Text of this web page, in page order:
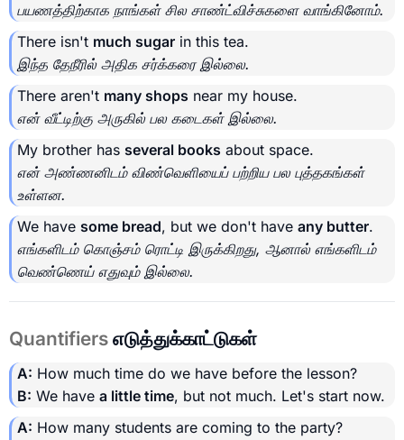
பயணத்திற்காக நாங்கள் சில சாண்ட்விச்சுகளை வாங்கினோம்.
There isn't much sugar in this tea.
இந்த தேநீரில் அதிக சர்க்கரை இல்லை.
There aren't many shops near my house.
என் வீட்டிற்கு அருகில் பல கடைகள் இல்லை.
My brother has several books about space.
என் அண்ணனிடம் விண்வெளியைப் பற்றிய பல புத்தகங்கள்
உள்ளன.
We have some bread, but we don't have any butter.
எங்களிடம் கொஞ்சம் ரொட்டி இருக்கிறது, ஆனால் எங்களிடம்
வெண்ணெய் எதுவும் இல்லை.
Quantifiers எடுத்துக்காட்டுகள்
A: How much time do we have before the lesson?
B: We have a little time, but not much. Let's start now.
A: How many students are coming to the party?